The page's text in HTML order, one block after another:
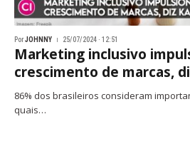
PorJOHNNY 25/07/2024 · 12:51
Marketing inclusivo
crescimento de marcas,
86% dos brasileiros consideram
quais…